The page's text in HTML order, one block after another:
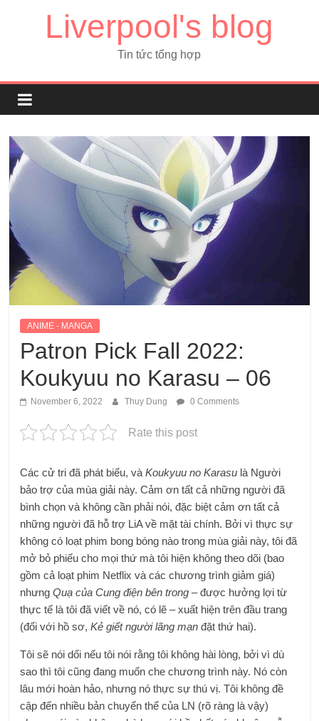
Liverpool's blog
Tin tức tổng hợp
ANIME - MANGA
Patron Pick Fall 2022:
Koukyuu no Karasu – 06
November 6, 2022 Thuy Dung 0 Comments
Rate this post
Các cử tri đã phát biểu, vàKoukyuu no Karasu là Người
bảo trợ của mùa giải này. Cảm ơn tất cả những người đã
bình chọn và không cần phải nói, đặc biệt cảm ơn tất cả
những người đã hỗ trợ LiA về mặt tài chính. Bởi vì thực sự
không có loạt phim bong bóng nào trong mùa giải này, tôi đã
mở bỏ phiếu cho mọi thứ mà tôi hiện không theo dõi (bao
gồm cả loạt phim Netflix và các chương trình giảm giá)
nhưngQuạ của Cung điện bên trong – được hưởng lợi từ
thực tế là tôi đã viết về nó, có lẽ – xuất hiện trên đầu trang
(đối với hồ sơ,Kẻ giết người lãng mạn đặt thứ hai).
Tôi sẽ nói dối nếu tôi nói rằng tôi không hài lòng, bởi vì dù
sao thì tôi cũng đang muốn che chương trình này. Nó còn
lâu mới hoàn hảo, nhưng nó thực sự thú vị. Tôi không đề
cập đến nhiều bản chuyển thể của LN (rõ ràng là vậy)